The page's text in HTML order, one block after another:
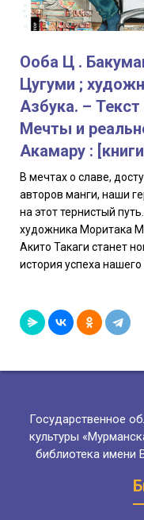
Ооба Ц .
Цугуми ;
Азбука. –
Мечты и
Акамару :
В мечтах о славе,
авторов манги, наши
на этот тернистый
художника Моритака
Акито Такаги станет
история успеха
Государственное
культуры
библиотека